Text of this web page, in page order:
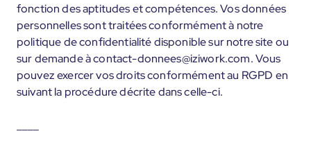
fonction des aptitudes et compétences. Vos données
personnelles sont traitées conformément à notre
politique de confidentialité disponible sur notre site ou
sur demande à contact-donnees@iziwork.com. Vous
pouvez exercer vos droits conformément au RGPD en
suivant la procédure décrite dans celle-ci.